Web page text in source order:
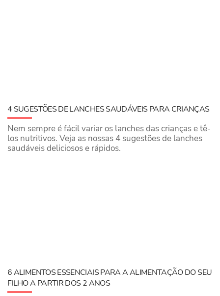
4 SUGESTÕES DE LANCHES SAUDÁVEIS PARA CRIANÇAS
Nem sempre é fácil variar os lanches das crianças e tê-
los nutritivos. Veja as nossas 4 sugestões de lanches
saudáveis deliciosos e rápidos.
6 ALIMENTOS ESSENCIAIS PARA A ALIMENTAÇÃO DO SEU
FILHO A PARTIR DOS 2 ANOS